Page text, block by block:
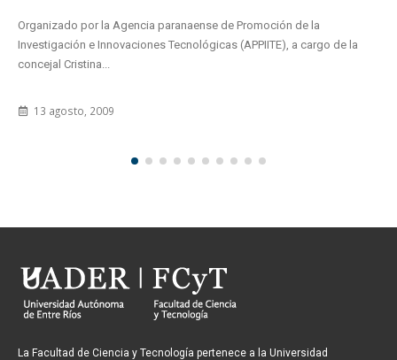
Organizado por la Agencia paranaense de Promoción de la
Investigación e Innovaciones Tecnológicas (APPIITE), a cargo de la
concejal Cristina...
13 agosto, 2009
La Facultad de Ciencia y Tecnología pertenece a la Universidad